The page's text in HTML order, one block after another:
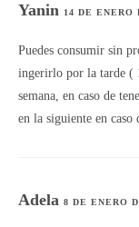
Yanin 14 DE ENERO
Puedes consumir sin
ingerirlo por la tarde (
semana, en caso de
en la siguiente en caso
Adela 8 DE ENERO